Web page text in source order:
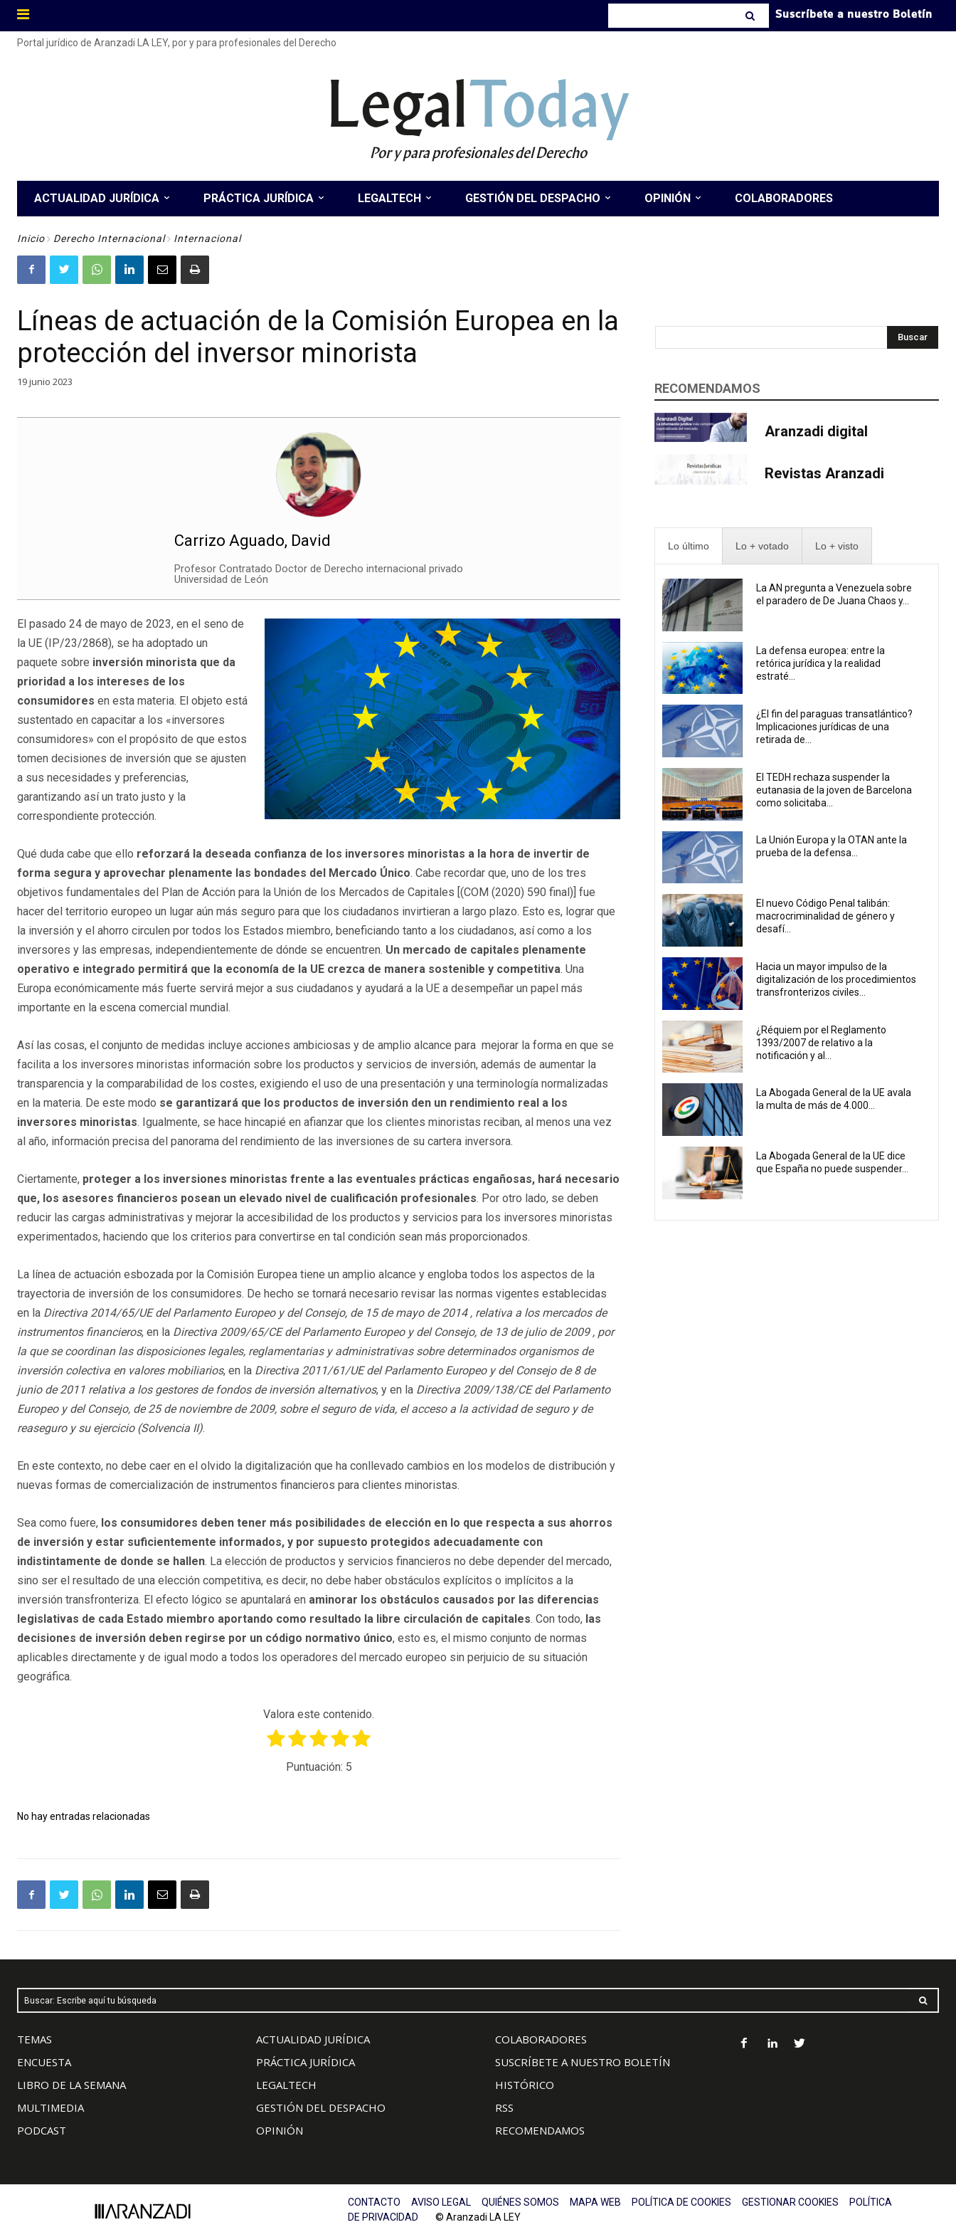
Suscríbete a nuestro Boletín
Portal jurídico de Aranzadi LA LEY, por y para profesionales del Derecho
LegalToday
Por y para profesionales del Derecho
ACTUALIDAD JURÍDICA PRÁCTICA JURÍDICA LEGALTECH GESTIÓN DEL DESPACHO OPINIÓN COLABORADORES
Inicio Derecho Internacional Internacional
Líneas de actuación de la Comisión Europea en la
protección del inversor minorista
19 junio 2023
Carrizo Aguado, David
Profesor Contratado Doctor de Derecho internacional privado
Universidad de León
El pasado 24 de mayo de 2023, en el seno de
la UE (IP/23/2868), se ha adoptado un
paquete sobre inversión minorista que da
prioridad a los intereses de los
consumidores en esta materia. El objeto está
sustentado en capacitar a los «inversores
consumidores» con el propósito de que estos
tomen decisiones de inversión que se ajusten
a sus necesidades y preferencias,
garantizando así un trato justo y la
correspondiente protección.
Qué duda cabe que ello reforzará la deseada confianza de los inversores minoristas a la hora de invertir de
forma segura y aprovechar plenamente las bondades del Mercado Único. Cabe recordar que, uno de los tres
objetivos fundamentales del Plan de Acción para la Unión de los Mercados de Capitales [(COM (2020) 590 final)] fue
hacer del territorio europeo un lugar aún más seguro para que los ciudadanos invirtieran a largo plazo. Esto es, lograr que
la inversión y el ahorro circulen por todos los Estados miembro, beneficiando tanto a los ciudadanos, así como a los
inversores y las empresas, independientemente de dónde se encuentren. Un mercado de capitales plenamente
operativo e integrado permitirá que la economía de la UE crezca de manera sostenible y competitiva. Una
Europa económicamente más fuerte servirá mejor a sus ciudadanos y ayudará a la UE a desempeñar un papel más
importante en la escena comercial mundial.
Así las cosas, el conjunto de medidas incluye acciones ambiciosas y de amplio alcance para mejorar la forma en que se
facilita a los inversores minoristas información sobre los productos y servicios de inversión, además de aumentar la
transparencia y la comparabilidad de los costes, exigiendo el uso de una presentación y una terminología normalizadas
en la materia. De este modo se garantizará que los productos de inversión den un rendimiento real a los
inversores minoristas. Igualmente, se hace hincapié en afianzar que los clientes minoristas reciban, al menos una vez
al año, información precisa del panorama del rendimiento de las inversiones de su cartera inversora.
Ciertamente, proteger a los inversiones minoristas frente a las eventuales prácticas engañosas, hará necesario
que, los asesores financieros posean un elevado nivel de cualificación profesionales. Por otro lado, se deben
reducir las cargas administrativas y mejorar la accesibilidad de los productos y servicios para los inversores minoristas
experimentados, haciendo que los criterios para convertirse en tal condición sean más proporcionados.
La línea de actuación esbozada por la Comisión Europea tiene un amplio alcance y engloba todos los aspectos de la
trayectoria de inversión de los consumidores. De hecho se tornará necesario revisar las normas vigentes establecidas
en la Directiva 2014/65/UE del Parlamento Europeo y del Consejo, de 15 de mayo de 2014 , relativa a los mercados de
instrumentos financieros, en la Directiva 2009/65/CE del Parlamento Europeo y del Consejo, de 13 de julio de 2009 , por
la que se coordinan las disposiciones legales, reglamentarias y administrativas sobre determinados organismos de
inversión colectiva en valores mobiliarios, en la Directiva 2011/61/UE del Parlamento Europeo y del Consejo de 8 de
junio de 2011 relativa a los gestores de fondos de inversión alternativos, y en la Directiva 2009/138/CE del Parlamento
Europeo y del Consejo, de 25 de noviembre de 2009, sobre el seguro de vida, el acceso a la actividad de seguro y de
reaseguro y su ejercicio (Solvencia II).
En este contexto, no debe caer en el olvido la digitalización que ha conllevado cambios en los modelos de distribución y
nuevas formas de comercialización de instrumentos financieros para clientes minoristas.
Sea como fuere, los consumidores deben tener más posibilidades de elección en lo que respecta a sus ahorros
de inversión y estar suficientemente informados, y por supuesto protegidos adecuadamente con
indistintamente de donde se hallen. La elección de productos y servicios financieros no debe depender del mercado,
sino ser el resultado de una elección competitiva, es decir, no debe haber obstáculos explícitos o implícitos a la
inversión transfronteriza. El efecto lógico se apuntalará en aminorar los obstáculos causados por las diferencias
legislativas de cada Estado miembro aportando como resultado la libre circulación de capitales. Con todo, las
decisiones de inversión deben regirse por un código normativo único, esto es, el mismo conjunto de normas
aplicables directamente y de igual modo a todos los operadores del mercado europeo sin perjuicio de su situación
geográfica.
Valora este contenido.
Puntuación: 5
No hay entradas relacionadas
Buscar
RECOMENDAMOS
Aranzadi digital
Revistas Aranzadi
Lo último Lo + votado Lo + visto
La AN pregunta a Venezuela sobre
el paradero de De Juana Chaos y...
La defensa europea: entre la
retórica jurídica y la realidad
estraté...
¿El fin del paraguas transatlántico?
Implicaciones jurídicas de una
retirada de...
El TEDH rechaza suspender la
eutanasia de la joven de Barcelona
como solicitaba...
La Unión Europa y la OTAN ante la
prueba de la defensa...
El nuevo Código Penal talibán:
macrocriminalidad de género y
desafí...
Hacia un mayor impulso de la
digitalización de los procedimientos
transfronterizos civiles...
¿Réquiem por el Reglamento
1393/2007 de relativo a la
notificación y al...
La Abogada General de la UE avala
la multa de más de 4.000...
La Abogada General de la UE dice
que España no puede suspender...
Buscar: Escribe aquí tu búsqueda
TEMAS
ENCUESTA
LIBRO DE LA SEMANA
MULTIMEDIA
PODCAST
ACTUALIDAD JURÍDICA
PRÁCTICA JURÍDICA
LEGALTECH
GESTIÓN DEL DESPACHO
OPINIÓN
COLABORADORES
SUSCRÍBETE A NUESTRO BOLETÍN
HISTÓRICO
RSS
RECOMENDAMOS
CONTACTO AVISO LEGAL QUIÉNES SOMOS MAPA WEB POLÍTICA DE COOKIES GESTIONAR COOKIES
POLÍTICA
DE PRIVACIDAD © Aranzadi LA LEY